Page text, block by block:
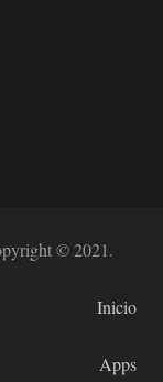
© 2021.
Inicio
Apps